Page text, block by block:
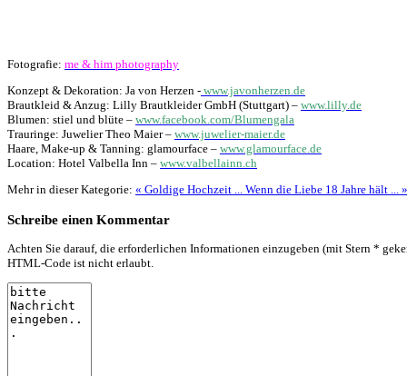
Fotografie: me & him photography
Konzept & Dekoration: Ja von Herzen - www.javonherzen.de
Brautkleid & Anzug: Lilly Brautkleider GmbH (Stuttgart) – www.lilly.de
Blumen: stiel und blüte – www.facebook.com/Blumengala
Trauringe: Juwelier Theo Maier – www.juwelier-maier.de
Haare, Make-up & Tanning: glamourface – www.glamourface.de
Location: Hotel Valbella Inn – www.valbellainn.ch
Mehr in dieser Kategorie: « Goldige Hochzeit ... Wenn die Liebe 18 Jahre hält ... »
Schreibe einen Kommentar
Achten Sie darauf, die erforderlichen Informationen einzugeben (mit Stern *
HTML-Code ist nicht erlaubt.